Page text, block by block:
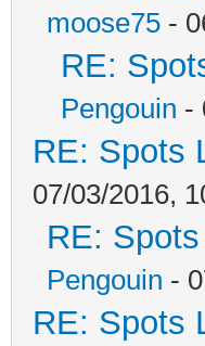
moose75 -
RE:
Pengouin -
RE: Spots
07/03/2016,
RE:
Pengouin -
RE: Spots